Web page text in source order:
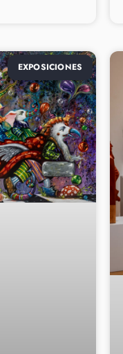
EXPOSICIONES